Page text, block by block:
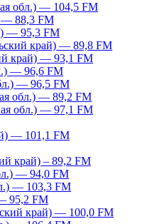
обл.) — 104,5 FM
— 88,3 FM
— 95,3 FM
край) — 89,8 FM
край) — 93,1 FM
— 96,6 FM
— 96,5 FM
обл.) — 89,2 FM
обл.) — 97,1 FM
— 101,1 FM
край) – 89,2 FM
— 94,0 FM
— 103,3 FM
95,2 FM
край) — 100,0 FM